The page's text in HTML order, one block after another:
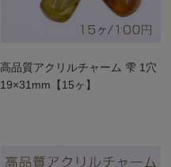
高品質アクリルチャーム 雫 1穴
19×31mm【15ヶ】